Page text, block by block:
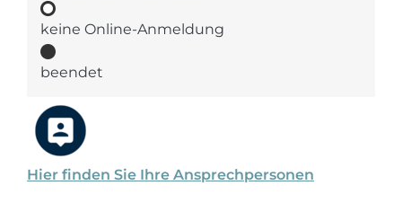
Hier finden Sie Ihre Ansprechpersonen
keine Online-Anmeldung
beendet